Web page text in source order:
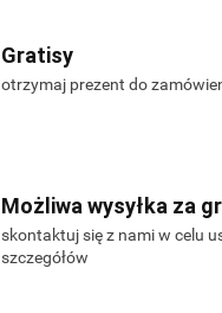
Gratisy
otrzymaj prezent do
Możliwa wysyłka za
skontaktuj się z nami w celu
szczegółów